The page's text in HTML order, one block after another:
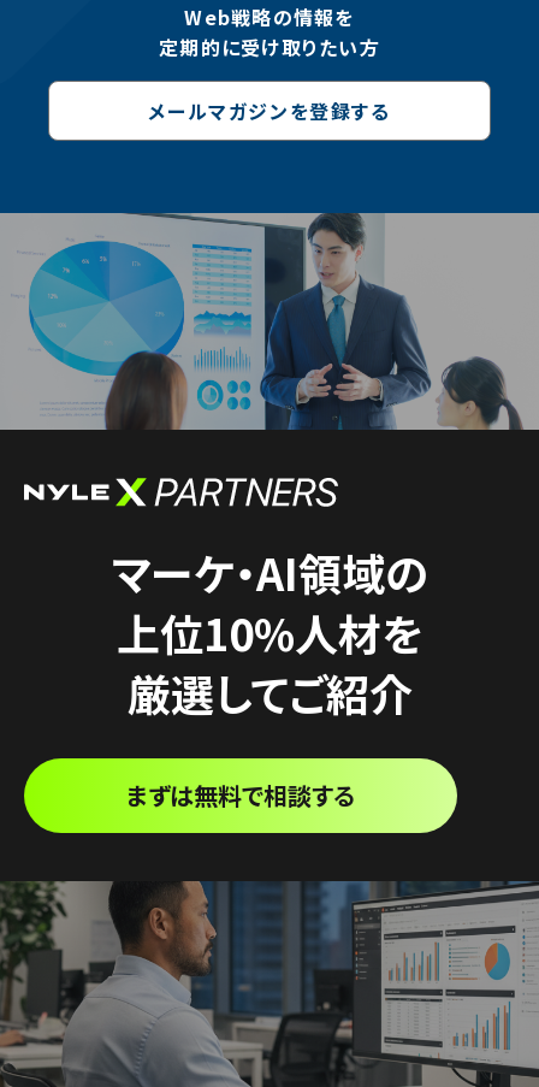
Web戦略の情報を
定期的に受け取りたい方
メールマガジンを登録する
マーケ・AI領域の
上位10%人材を
厳選してご紹介
まずは無料で相談する